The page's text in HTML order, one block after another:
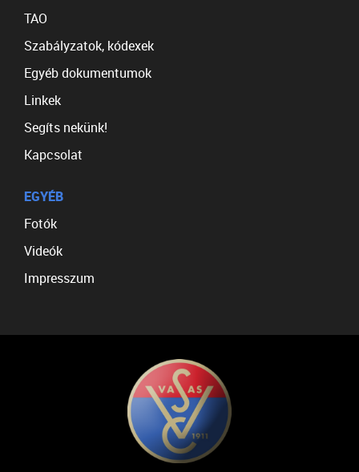
TAO
Szabályzatok, kódexek
Egyéb dokumentumok
Linkek
Segíts nekünk!
Kapcsolat
EGYÉB
Fotók
Videók
Impresszum